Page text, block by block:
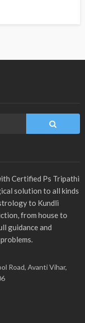
Certified Ps Tripathi
solution to all kinds
to Kundli
from house to
guidance and
Road, Avanti Vihar,